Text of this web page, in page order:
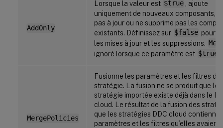
AddOnly
Lorsque la valeur est $true
, ajoute
uniquement de nouveaux composants,
pas à jour ou ne supprime pas les
existants. Définissez sur $false pour
les mises à jour et les suppressions.
ignoré lorsque ce paramètre est $true
MergePolicies
Fusionne les paramètres et les filtres de
stratégie. La fusion ne se produit que
stratégie importée existe déjà dans le
cloud. Le résultat de la fusion des
que les stratégies DDC cloud
paramètres et les filtres qu’elles avaient